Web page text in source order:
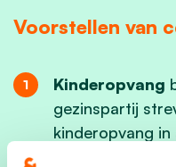
Voorstellen van
Kinderopvang
gezinspartij
kinderopvang
Aangezien de